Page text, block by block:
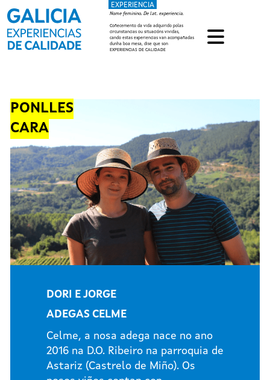
Ir o contido principal
EXPERIENCIA
Nome feminino. De lat. experiencia.
Coñecemento da vida adquirido polas
circunstancias ou situacións vividas,
cando estas experiencias van acompañadas
dunha boa mesa, dise que son
EXPERIENCIAS DE CALIDADE
PONLLES
CARA
DORI E JORGE
ADEGAS CELME
Celme, a nosa adega nace no ano
2016 na D.O. Ribeiro na parroquia de
Astariz (Castrelo de Miño). Os